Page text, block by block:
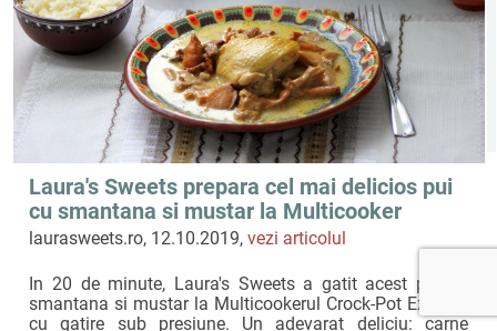
Laura's Sweets prepara cel mai delicios pui
cu smantana si mustar la Multicooker
Crock-Pot Express cu gatire sub presiune
laurasweets.ro, 12.10.2019,vezi articolul
In 20 de minute, Laura's Sweets a gatit acest pui cu
smantana si mustar la Multicookerul Crock-Pot Express
cu gatire sub presiune. Un adevarat deliciu: carne